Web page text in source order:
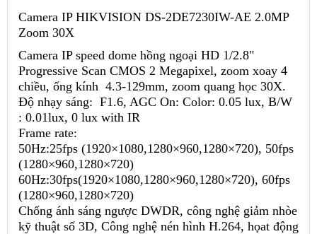
Camera IP HIKVISION DS-2DE7230IW-AE 2.0MP
Zoom 30X
Camera IP speed dome hồng ngoại HD 1/2.8"
Progressive Scan CMOS 2 Megapixel, zoom xoay 4
chiều, ống kính 4.3-129mm, zoom quang học 30X.
Độ nhạy sáng: F1.6, AGC On: Color: 0.05 lux, B/W
: 0.01lux, 0 lux with IR
Frame rate:
50Hz:25fps (1920×1080,1280×960,1280×720), 50fps
(1280×960,1280×720)
60Hz:30fps(1920×1080,1280×960,1280×720), 60fps
(1280×960,1280×720)
Chống ánh sáng ngược DWDR, công nghệ giảm nhòe
kỹ thuật số 3D, Công nghệ nén hình H.264, họat động